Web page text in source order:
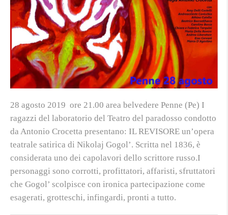
28 agosto 2019 ore 21.00 area belvedere Penne (Pe) I
ragazzi del laboratorio del Teatro del paradosso condotto
da Antonio Crocetta presentano: IL REVISORE un’opera
teatrale satirica di Nikolaj Gogol’. Scritta nel 1836, è
considerata uno dei capolavori dello scrittore russo.I
personaggi sono corrotti, profittatori, affaristi, sfruttatori
che Gogol’ scolpisce con ironica partecipazione come
esagerati, grotteschi, infingardi, pronti a tutto.